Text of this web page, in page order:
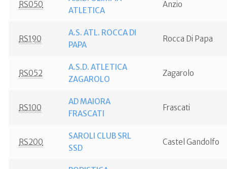
RS050
ATLETICA
Anzio
RS190
A.S. ATL. ROCCA DI
PAPA
Rocca Di Papa
RS052
A.S.D. ATLETICA
ZAGAROLO
Zagarolo
RS100
AD MAIORA
FRASCATI
Frascati
RS200
SAROLI CLUB SRL
SSD
Castel Gandolfo